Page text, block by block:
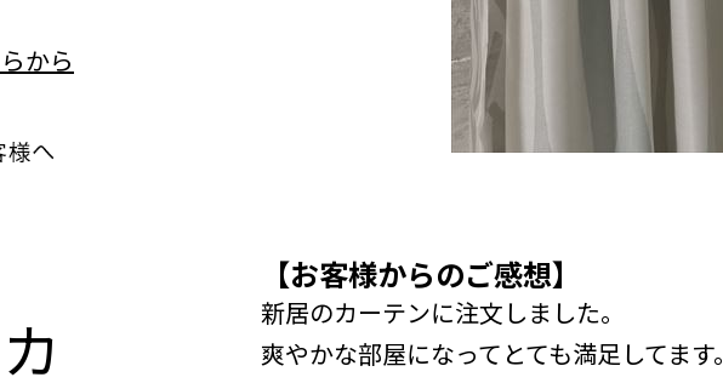
【お客様からのご感想】
新居のカーテンに注文しました。
爽やかな部屋になってとても満足してます。
カ